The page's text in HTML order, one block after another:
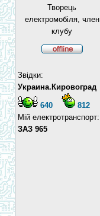
Творець
електромобіля, член
клубу
Звідки:
Украина.Кировоград
640
812
Мій електротранспорт:
ЗАЗ 965